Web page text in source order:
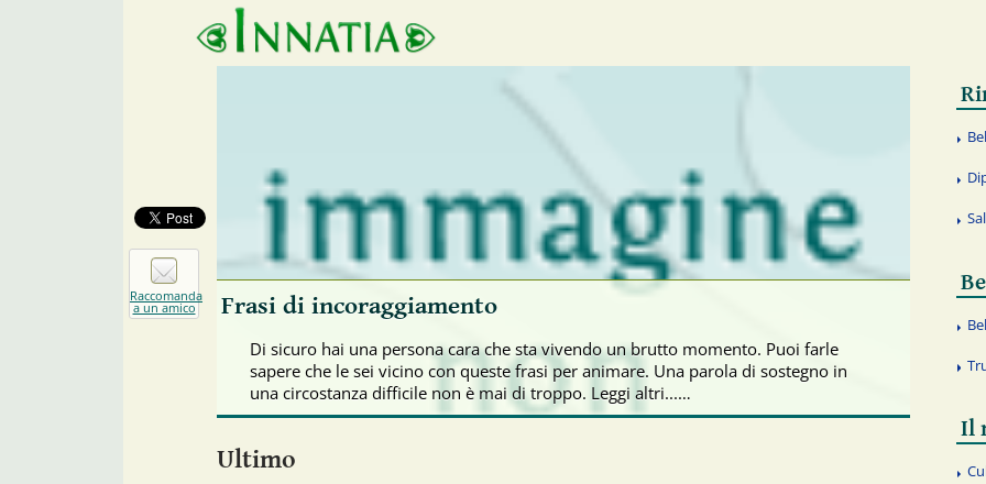
Frasi di incoraggiamento
Di sicuro hai una persona cara che sta vivendo un brutto momento. Puoi farle
sapere che le sei vicino con queste frasi per animare. Una parola di sostegno in
una circostanza difficile non è mai di troppo. Leggi altri...…
Ultimo
Il
Raccomanda
a un amico